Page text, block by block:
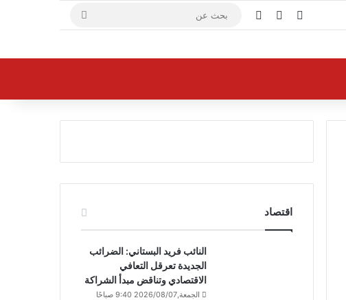
فيسبوك يوتيوب
اقتصاد
النائب فريد البستاني: الضرائب
الجديدة تعرقل التعافي
الاقتصادي وتناقض مبدأ الشراكة
الجمعة,2026/08/07 9:40 صباحًا